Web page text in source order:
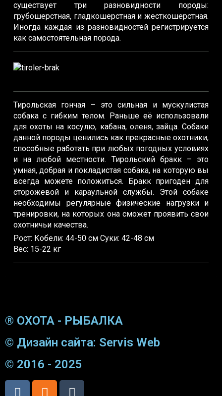
существует три разновидности породы:
грубошерстная, гладкошерстная и жесткошерстная.
Иногда каждая из разновидностей регистрируется
как самостоятельная порода.
Тирольская гончая – это сильная и мускулистая
собака с гибким телом. Раньше её использовали
для охоты на косулю, кабана, оленя, зайца. Собаки
данной породы ценились как прекрасные охотники,
способные работать при любых погодных условиях
и на любой местности. Тирольский бракк – это
умная, добрая и покладистая собака, на которую вы
всегда можете положиться. Бракк пригоден для
сторожевой и караульной службы. Этой собаке
необходимы регулярные физические нагрузки и
тренировки, на которых она сможет проявить свои
охотничьи качества.
Рост: Кобели: 44-50 см Суки: 42-48 см
Вес: 15-22 кг
® ОХОТА - РЫБАЛКА
© Дизайн сайта: Servis Web
© 2016 - 2025